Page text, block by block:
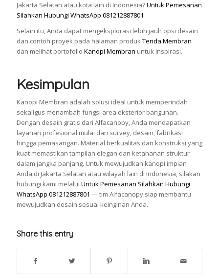
Jakarta Selatan atau kota lain di Indonesia?Untuk Pemesanan
Silahkan Hubungi WhatsApp 081212887801
Selain itu, Anda dapat mengeksplorasi lebih jauh opsi desain
dan contoh proyek pada halaman produkTenda Membran
dan melihat portofolio Kanopi Membran untuk inspirasi.
Kesimpulan
Kanopi Membran adalah solusi ideal untuk memperindah
sekaligus menambah fungsi area eksterior bangunan.
Dengan desain gratis dari Alfacanopy, Anda mendapatkan
layanan profesional mulai dari survey, desain, fabrikasi
hingga pemasangan. Material berkualitas dan konstruksi yang
kuat memastikan tampilan elegan dan ketahanan struktur
dalam jangka panjang. Untuk mewujudkan kanopi impian
Anda di Jakarta Selatan atau wilayah lain di Indonesia, silakan
hubungi kami melalui Untuk Pemesanan Silahkan Hubungi
WhatsApp 081212887801 — tim Alfacanopy siap membantu
mewujudkan desain sesuai keinginan Anda.
Share this entry